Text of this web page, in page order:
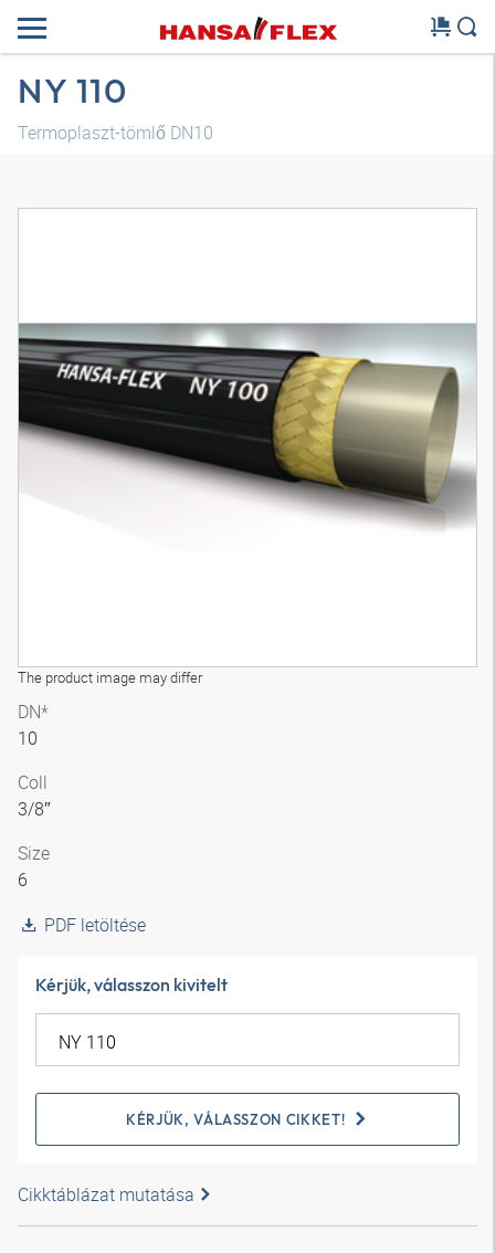
NY 110
Termoplaszt-tömlő DN10
The product image may differ
DN*
10
Coll
3/8″
Size
6
PDF letöltése
Kérjük, válasszon kivitelt
KÉRJÜK, VÁLASSZON CIKKET!
Cikktáblázat mutatása